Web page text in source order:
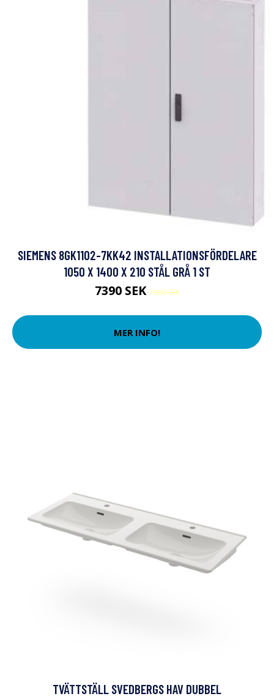
SIEMENS 8GK1102-7KK42 INSTALLATIONSFÖRDELARE
1050 X 1400 X 210 STÅL GRÅ 1 ST
7390 SEK7890 SEK
MER INFO!
TVÄTTSTÄLL SVEDBERGS HAV DUBBEL